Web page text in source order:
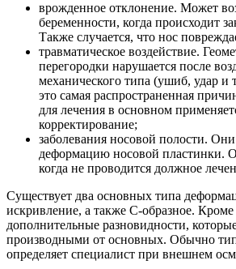
врожденное отклонение. Может
беременности, когда происходит
Также случается, что нос
травматическое воздействие.
перегородки нарушается после
механического типа (ушиб, удар и
это самая распространенная
для лечения в основном
корректирование;
заболевания носовой полости.
деформацию носовой пластинки.
когда не проводится должное
Существует два основных типа
искривление, а также С-образное. Кроме
дополнительные разновидности,
производными от основных. Обычно
определяет специалист при внешнем